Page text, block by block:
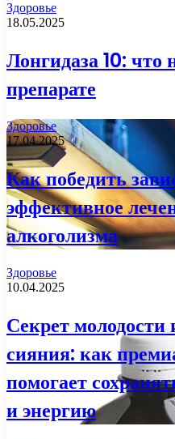
Здоровье
18.05.2025
Лонгидаза 10: что
препарате
Здоровье
17.04.2025
Как победить
эффективное
алкоголизма
Здоровье
10.04.2025
Секрет молодости
сияния: как
помогает
и энергию